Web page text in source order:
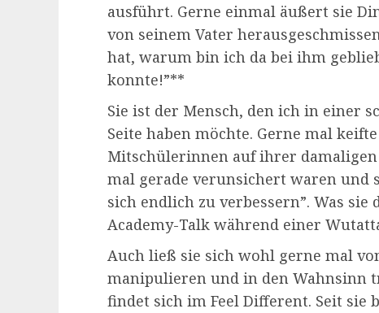
ausführt. Gerne einmal äußert sie
von seinem Vater
hat, warum bin ich da bei ihm
konnte!”**
Sie ist der Mensch, den ich in einer
Seite haben möchte. Gerne mal
Mitschülerinnen auf ihrer
mal gerade verunsichert waren und
sich endlich zu verbessern”. Was
Academy-Talk während einer
Auch ließ sie sich wohl gerne mal
manipulieren und in den Wahnsinn
findet sich im Feel Different. Seit sie